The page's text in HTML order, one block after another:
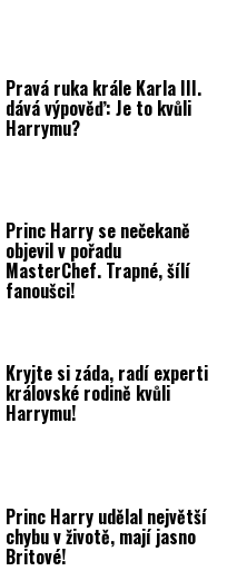
Pravá ruka krále Karla III.
dává výpověď: Je to kvůli
Harrymu?
Princ Harry se nečekaně
objevil v pořadu
MasterChef. Trapné, šílí
fanoušci!
Kryjte si záda, radí experti
královské rodině kvůli
Harrymu!
Princ Harry udělal největší
chybu v životě, mají jasno
Britové!